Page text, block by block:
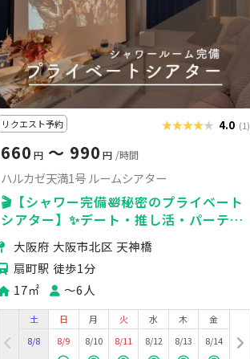
リクエスト予約 ★★★★★
★★★★★ 4.0 (1)
660 円 〜 990 円 /時間
ハルカゼ天満1号 ルームシアター
🎬【シャワー完備🛀秘密のプライベート
シアター】✨デート・推し活・パーティ
に最適🎉💕
大阪府 大阪市北区 天神橋
扇町駅 徒歩1分
17㎡
〜6人
土
8/8
日
8/9
月
8/10
火
8/11
水
8/12
木
8/13
金
8/14